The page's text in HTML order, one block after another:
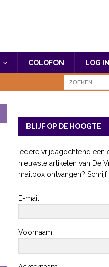
COLOFON LOG IN
BLIJF OP DE HOOGTE
Iedere vrijdagochtend een
nieuwste artikelen van De
mailbox ontvangen? Schrijf
E-mail
Voornaam